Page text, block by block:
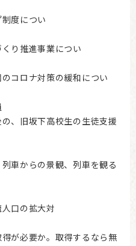
度につい
り推進事業につい
コロナ対策の緩和につい
、旧坂下高校生の生徒支援
車からの景観、列車を観る
口の拡大対
が必要か。取得するなら無